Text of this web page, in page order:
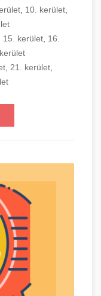
, 10. kerület,
15. kerület, 16.
, 21. kerület,